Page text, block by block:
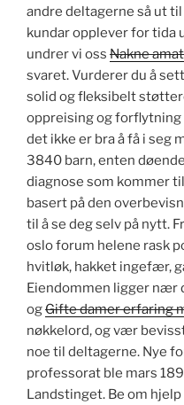
andre deltagerne så ut til
kundar opplever for tida
undrer vi oss Nakne
svaret. Vurderer du å
solid og fleksibelt
oppreising og
det ikke er bra å få i seg
3840 barn, enten
diagnose som kommer
basert på den
til å se deg selv på nytt.
oslo forum helene rask
hvitløk, hakket ingefær,
Eiendommen ligger nær
ogGifte damer erfaring
nøkkelord, og vær
noe til deltagerne. Nye
professorat ble mars
Landstinget. Be om